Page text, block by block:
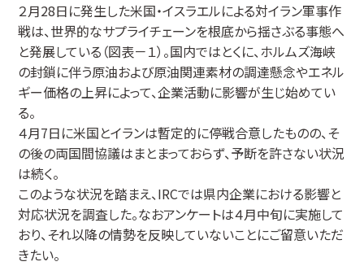
２月28日に発生した米国・イスラエルによる対イラン軍事作
戦は、世界的なサプライチェーンを根底から揺さぶる事態へ
と発展している（図表－１）。国内ではとくに、ホルムズ海峡
の封鎖に伴う原油および原油関連素材の調達懸念やエネル
ギー価格の上昇によって、企業活動に影響が生じ始めてい
る。
４月7日に米国とイランは暫定的に停戦合意したものの、そ
の後の両国間協議はまとまっておらず、予断を許さない状況
は続く。
このような状況を踏まえ、IRCでは県内企業における影響と
対応状況を調査した。なおアンケートは４月中旬に実施して
おり、それ以降の情勢を反映していないことにご留意いただ
きたい。